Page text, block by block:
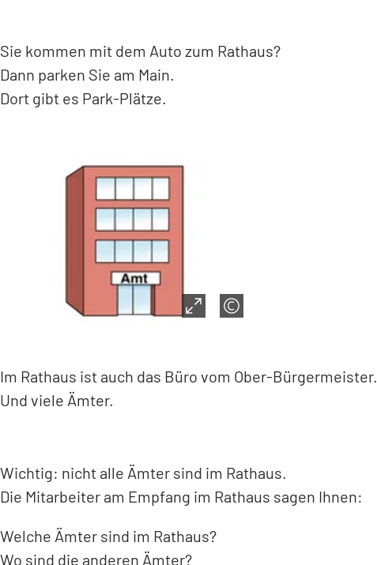
Sie kommen mit dem Auto zum Rathaus?
Dann parken Sie am Main.
Dort gibt es Park-Plätze.
Im Rathaus ist auch das Büro vom Ober-Bürgermeister.
Und viele Ämter.
Wichtig: nicht alle Ämter sind im Rathaus.
Die Mitarbeiter am Empfang im Rathaus sagen Ihnen:
Welche Ämter sind im Rathaus?
Wo sind die anderen Ämter?